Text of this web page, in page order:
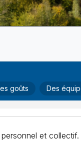
goûts Des
et collectif.